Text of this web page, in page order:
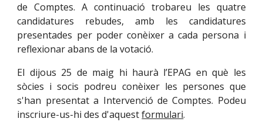
de Comptes. A continuació trobareu les quatre
candidatures rebudes, amb les candidatures
presentades per poder conèixer a cada persona i
reflexionar abans de la votació.
El dijous 25 de maig hi haurà l’EPAG en què les
sòcies i socis podreu conèixer les persones que
s'han presentat a Intervenció de Comptes. Podeu
inscriure-us-hi des d'aquestformulari.